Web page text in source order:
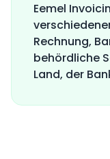
Eemel
Rechnung,
behördliche
Land, der